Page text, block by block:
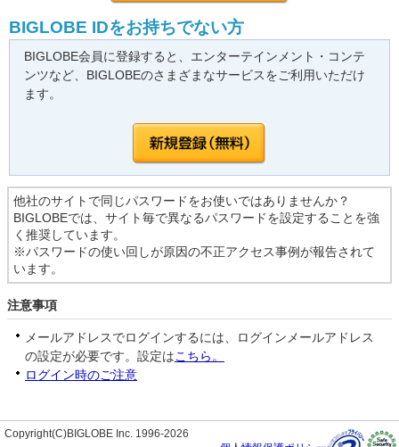
BIGLOBE IDをお持ちでない方
BIGLOBE会員に登録すると、エンターテインメント・コンテ
ンツなど、BIGLOBEのさまざまなサービスをご利用いただけ
ます。
他社のサイトで同じパスワードをお使いではありませんか？
BIGLOBEでは、サイト毎で異なるパスワードを設定することを強
く推奨しています。
※パスワードの使い回しが原因の不正アクセス事例が報告されて
います。
注意事項
メールアドレスでログインするには、ログインメールアドレス
の設定が必要です。設定はこちら。
ログイン時のご注意
Copyright(C)BIGLOBE Inc. 1996-2026